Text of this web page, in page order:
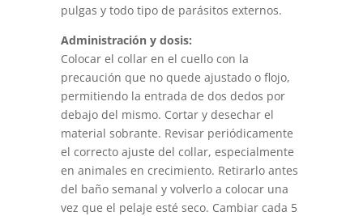
pulgas y todo tipo de parásitos externos.
Administración y dosis:
Colocar el collar en el cuello con la
precaución que no quede ajustado o flojo,
permitiendo la entrada de dos dedos por
debajo del mismo. Cortar y desechar el
material sobrante. Revisar periódicamente
el correcto ajuste del collar, especialmente
en animales en crecimiento. Retirarlo antes
del baño semanal y volverlo a colocar una
vez que el pelaje esté seco. Cambiar cada 5